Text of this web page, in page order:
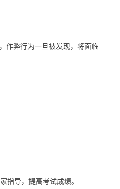
作弊行为一旦被发现，将面临
指导，提高考试成绩。